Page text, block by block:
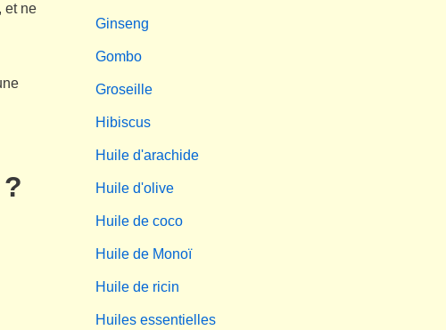
et ne
Ginseng
Gombo
Groseille
Hibiscus
Huile d'arachide
Huile d'olive
Huile de coco
Huile de Monoï
Huile de ricin
Huiles essentielles